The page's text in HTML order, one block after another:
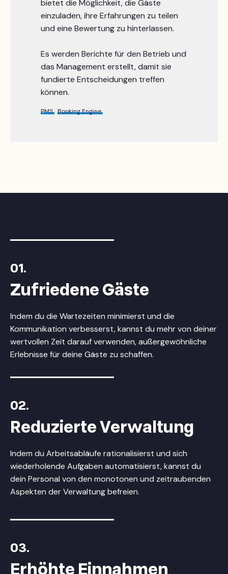
bietet die Möglichkeit, die Gäste
einzuladen, ihre Erfahrungen zu teilen
und eine Bewertung zu hinterlassen.
Es werden Berichte für den Betrieb und
das Management erstellt, damit sie
fundierte Entscheidungen treffen
können.
PMS Booking Engine
01.
Zufriedene Gäste
Indem du die Wartezeiten minimierst und die
Kommunikation verbesserst, kannst du mehr von deiner
wertvollen Zeit darauf verwenden, außergewöhnliche
Erlebnisse für deine Gäste zu schaffen.
02.
Reduzierte Verwaltung
Indem du Arbeitsabläufe rationalisierst und sich
wiederholende Aufgaben automatisierst, kannst du
dein Personal von den monotonen und zeitraubenden
Aspekten der Verwaltung befreien.
03.